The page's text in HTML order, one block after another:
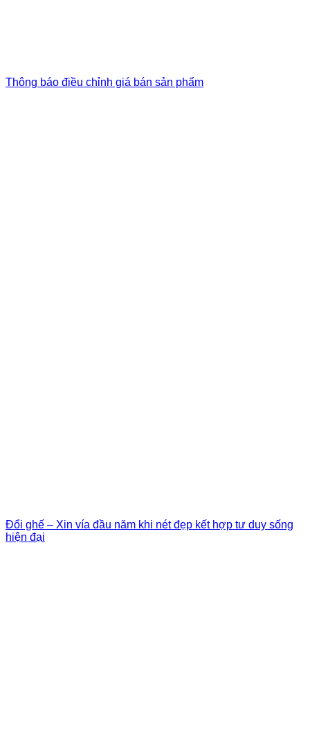
Thông báo điều chỉnh giá bán sản phẩm
Đổi ghế – Xin vía đầu năm khi nét đẹp kết hợp tư duy sống
hiện đại